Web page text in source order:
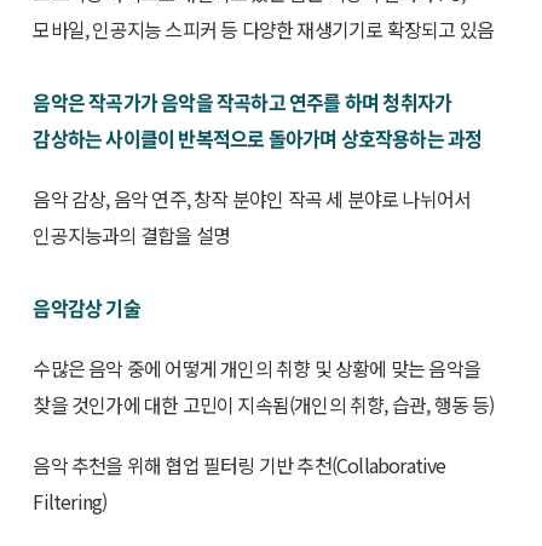
모바일, 인공지능 스피커 등 다양한 재생기기로 확장되고 있음
음악은 작곡가가 음악을 작곡하고 연주를 하며 청취자가
감상하는 사이클이 반복적으로 돌아가며 상호작용하는 과정
음악 감상, 음악 연주, 창작 분야인 작곡 세 분야로 나뉘어서
인공지능과의 결합을 설명
음악감상 기술
수많은 음악 중에 어떻게 개인의 취향 및 상황에 맞는 음악을
찾을 것인가에 대한 고민이 지속됨(개인의 취향, 습관, 행동 등)
음악 추천을 위해 협업 필터링 기반 추천(Collaborative
Filtering)